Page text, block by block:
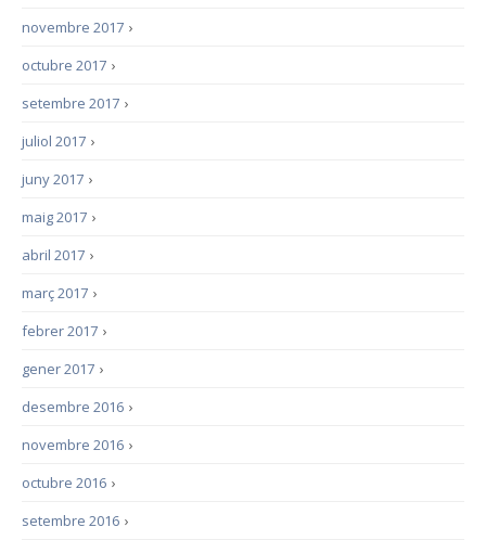
›
novembre 2017
›
octubre 2017
›
setembre 2017
›
juliol 2017
›
juny 2017
›
maig 2017
›
abril 2017
›
març 2017
›
febrer 2017
›
gener 2017
›
desembre 2016
›
novembre 2016
›
octubre 2016
›
setembre 2016